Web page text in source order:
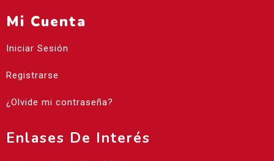
Mi Cuenta
Iniciar Sesión
Registrarse
¿Olvide mi contraseña?
Enlases De Interés